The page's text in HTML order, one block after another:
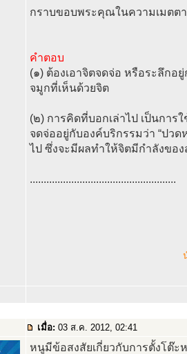
กราบขอบพระคุณในความเมตต
คำตอบ
(๑) ต้องเอาจิตจดจ่อ หรือระลึกอ
จมูกที่เห็นด้วยจิต
(๒) การคิดที่บอกเล่าไป เป็นการ
จดจ่ออยู่กับองค์บริกรรมว่า “ปวด
ไป ซึ่งจะมีผลทำให้จิตมีกำลังขอ
.....................................................
เมื่อ: 03 ส.ค. 2012, 02:41
หนูมีข้อสงสัยเกี่ยวกับการตั้งโต๊ะ